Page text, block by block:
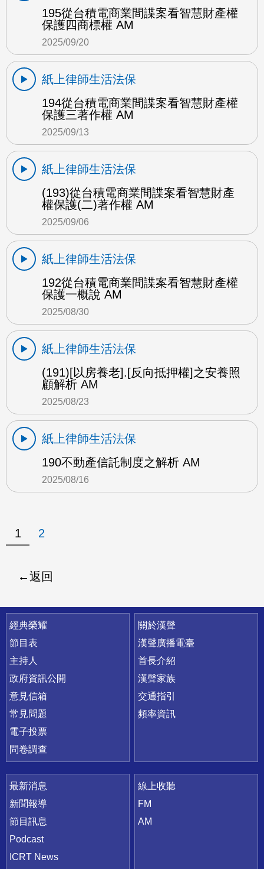
195從台積電商業間諜案看智慧財產權
保護四商標權 AM
2025/09/20
紙上律師生活法保
194從台積電商業間諜案看智慧財產權
保護三著作權 AM
2025/09/13
紙上律師生活法保
(193)從台積電商業間諜案看智慧財產
權保護(二)著作權 AM
2025/09/06
紙上律師生活法保
192從台積電商業間諜案看智慧財產權
保護一概說 AM
2025/08/30
紙上律師生活法保
(191)[以房養老].[反向抵押權]之安養照
顧解析 AM
2025/08/23
紙上律師生活法保
190不動產信託制度之解析 AM
2025/08/16
1 2
返回
快速連結
經典榮耀
節目表
主持人
政府資訊公開
意見信箱
常見問題
電子投票
問卷調查
關於漢聲
漢聲廣播電臺
首長介紹
漢聲家族
交通指引
頻率資訊
最新消息
新聞報導
節目訊息
Podcast
ICRT News
線上收聽
FM
AM